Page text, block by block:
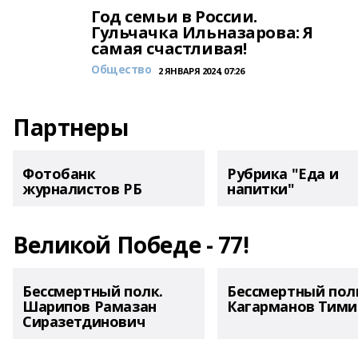
Год семьи в России.
Гульчачка Ильназарова: Я
самая счастливая!
Общество 2 ЯНВАРЯ 2024, 07:26
Партнеры
Фотобанк
журналистов РБ
Рубрика "Еда и
напитки"
Великой Победе - 77!
Бессмертный полк.
Шарипов Рамазан
Сиразетдинович
Бессмертный
Кагарманов